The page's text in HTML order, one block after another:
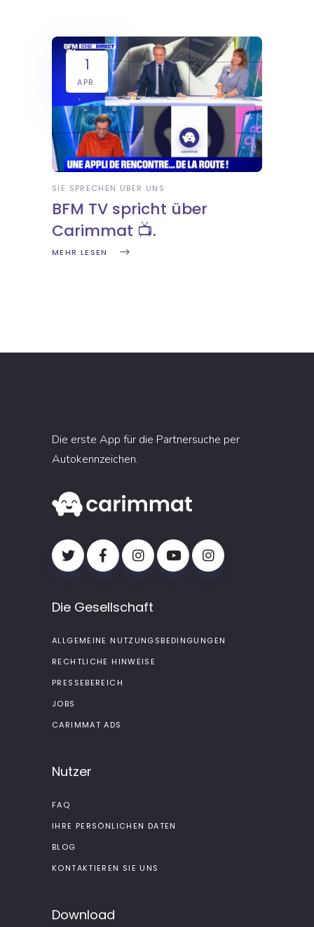
1
APR.
SIE SPRECHEN ÜBER UNS
BFM TV spricht über
Carimmat 📺.
MEHR LESEN
Die erste App für die Partnersuche per
Autokennzeichen.
Die Gesellschaft
ALLGEMEINE NUTZUNGSBEDINGUNGEN
RECHTLICHE HINWEISE
PRESSEBEREICH
JOBS
CARIMMAT ADS
Nutzer
FAQ
IHRE PERSÖNLICHEN DATEN
BLOG
KONTAKTIEREN SIE UNS
Download